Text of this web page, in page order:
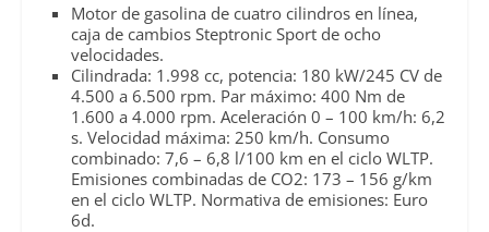
Motor de gasolina de cuatro cilindros en línea,
caja de cambios Steptronic Sport de ocho
velocidades.
Cilindrada: 1.998 cc, potencia: 180 kW/245 CV de
4.500 a 6.500 rpm. Par máximo: 400 Nm de
1.600 a 4.000 rpm. Aceleración 0 – 100 km/h: 6,2
s. Velocidad máxima: 250 km/h. Consumo
combinado: 7,6 – 6,8 l/100 km en el ciclo WLTP.
Emisiones combinadas de CO2: 173 – 156 g/km
en el ciclo WLTP. Normativa de emisiones: Euro
6d.